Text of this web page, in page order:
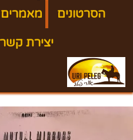
הסרטונים מאמרים
יצירת קשר